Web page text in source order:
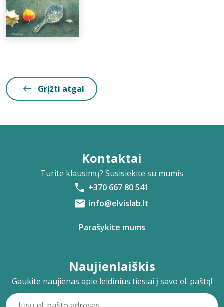
Grįžti atgal
Kontaktai
Turite klausimų? Susisiekite su mumis
+370 667 80 541
info@elvislab.lt
Parašykite mums
Naujienlaiškis
Gaukite naujienas apie leidinius tiesiai į savo el. paštą!